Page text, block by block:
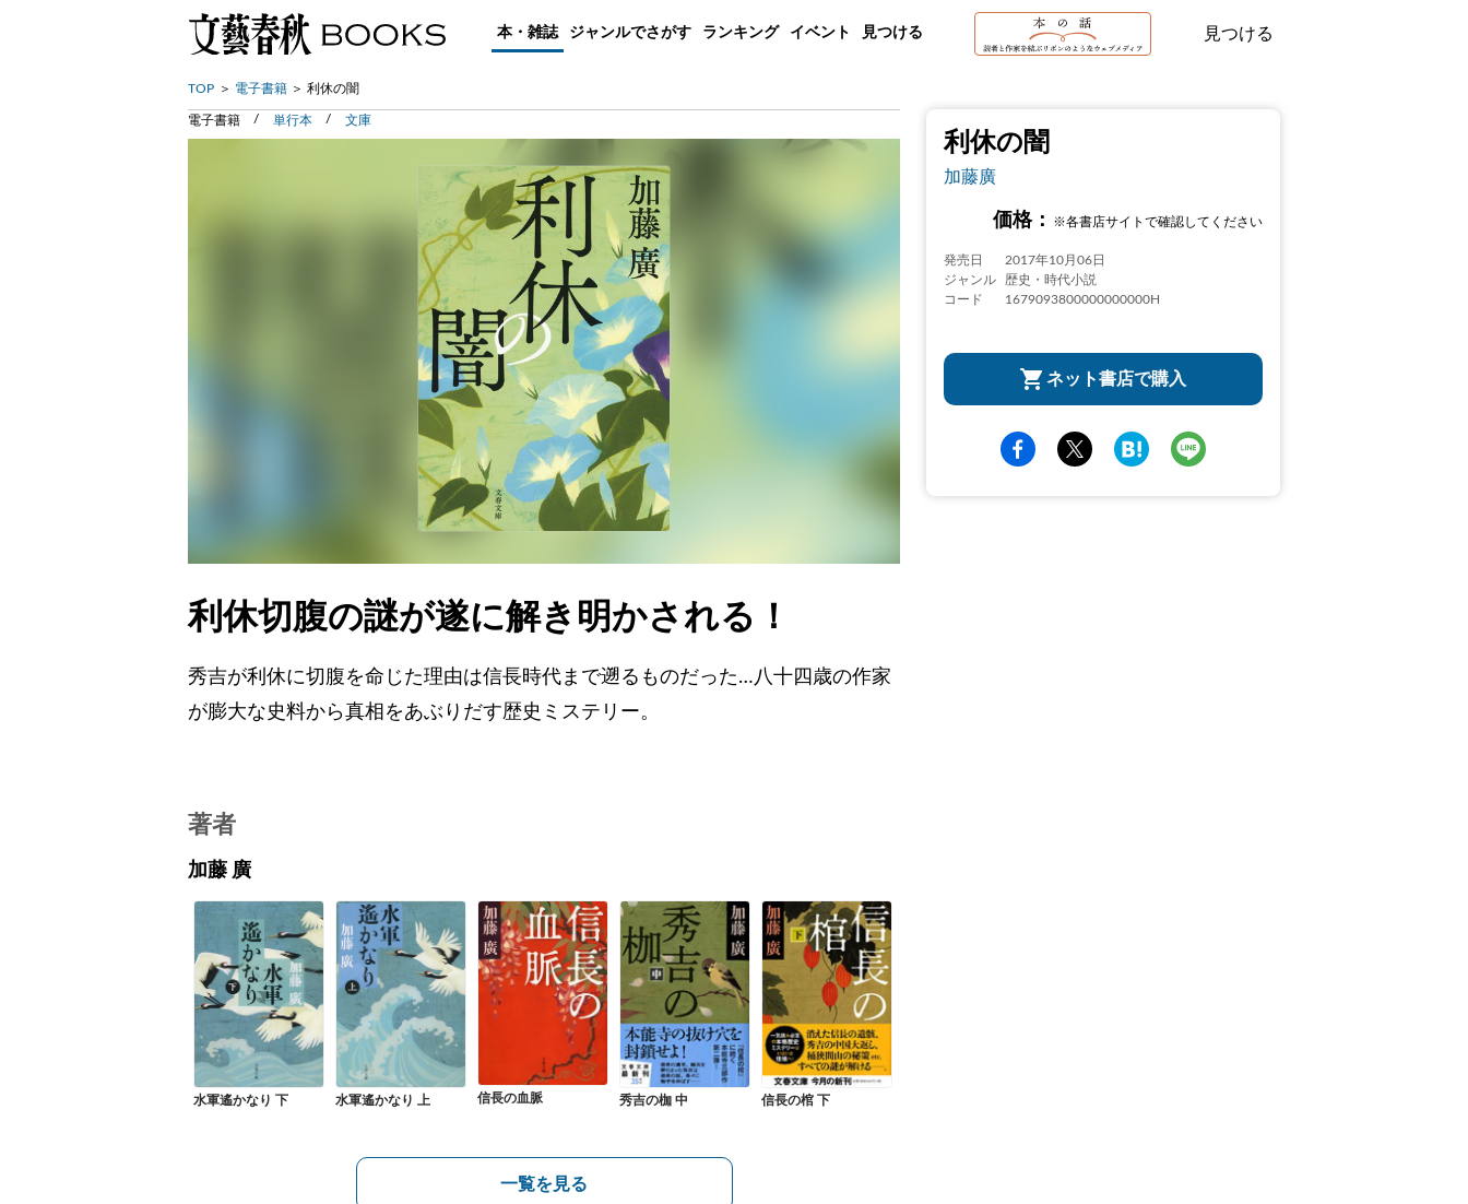
本・雑誌 ジャンルでさがす ランキング イベント 見つける 見つける
TOP 電子書籍 利休の闇
利休の闇
加藤廣
価格： ※各書店サイトで確認してください
発売日
2017年10月06日
ジャンル
歴史・時代小説
コード
1679093800000000000H
ネット書店で購入
電子書籍 単行本 文庫
利休切腹の謎が遂に解き明かされる！
秀吉が利休に切腹を命じた理由は信長時代まで遡るものだった…八十四歳の作家
が膨大な史料から真相をあぶりだす歴史ミステリー。
著者
加藤 廣
水軍遙かなり 下 水軍遙かなり 上 信長の血脈 秀吉の枷 中 信長の棺 下
一覧を見る